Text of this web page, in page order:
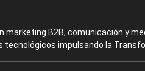
marketing B2B, comunicación y
impulsando la